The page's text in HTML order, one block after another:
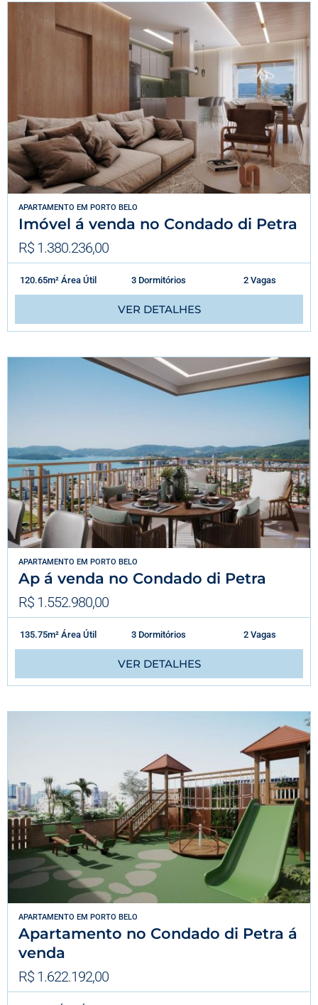
APARTAMENTO EM PORTO BELO
Imóvel á venda no Condado di Petra
R$ 1.380.236,00
120.65m² Área Útil 3 Dormitórios 2 Vagas
VER DETALHES
APARTAMENTO EM PORTO BELO
Ap á venda no Condado di Petra
R$ 1.552.980,00
135.75m² Área Útil 3 Dormitórios 2 Vagas
VER DETALHES
APARTAMENTO EM PORTO BELO
Apartamento no Condado di Petra á
venda
R$ 1.622.192,00